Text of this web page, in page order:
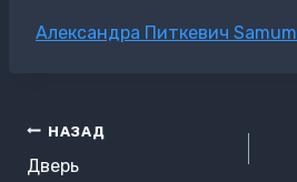
Метки
Александра Питкевич Samum
Навигация
по
НАЗАД
Дверь